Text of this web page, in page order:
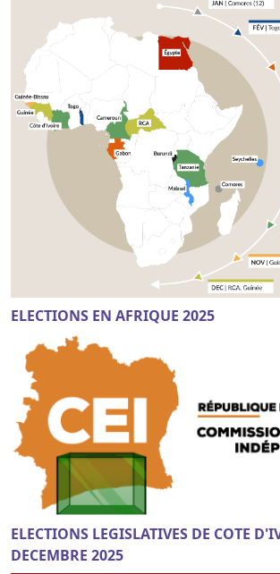
ELECTIONS EN AFRIQUE 2025
ELECTIONS LEGISLATIVES DE COTE
DECEMBRE 2025